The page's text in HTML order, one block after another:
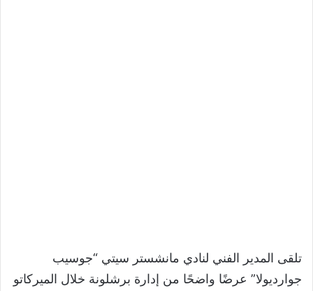
تلقى المدير الفني لنادي مانشستر سيتي “جوسيب
جوارديولا” عرضًا واضحًا من إدارة برشلونة خلال الميركاتو